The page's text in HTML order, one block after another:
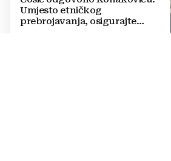
Umjesto etničkog
prebrojavanja, osigurajte